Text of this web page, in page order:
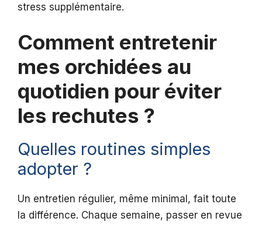
stress supplémentaire.
Comment entretenir
mes orchidées au
quotidien pour éviter
les rechutes ?
Quelles routines simples
adopter ?
Un entretien régulier, même minimal, fait toute
la différence. Chaque semaine, passer en revue